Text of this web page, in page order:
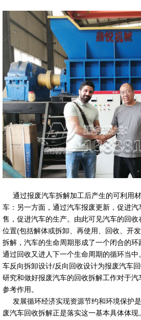
通过报废汽车拆解加工后产生的可利用
车：另一方面，通过汽车报废更新，促进
售，促进汽车的生产。由此可见汽车的回
位置(包括解体或拆卸、再使用、回收、开
拆解，汽车的生命周期形成了一个闭合的环
通过回收又进人下一个生命周期的循环当
车反向拆卸设计/反向回收设计为报废汽车
研究和做好报废汽车的回收拆解工作对于
参考作用。
发展循环经济实现资源节约和环境保护
废汽车回收拆解正是落实这一基本具体体